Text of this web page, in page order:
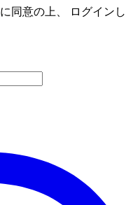
に同意の上、 ログインし